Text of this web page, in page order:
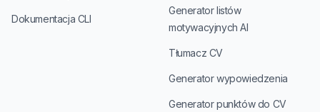
Dokumentacja CLI
Generator listów
motywacyjnych AI
Tłumacz CV
Generator wypowiedzenia
Generator punktów do CV